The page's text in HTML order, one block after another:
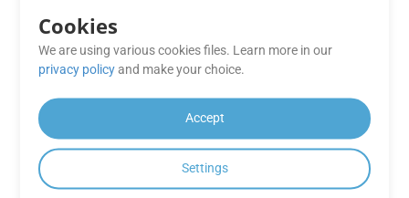
الممسوحة ضوئيًا ومستندات EML المستندة إلى الصور. يمكنك
تفعيل خيارات التعرف الضوئي على الحروف (OCR) من خلال
إعدادات واجهة برمجة التطبيقات (API) لتحويل المحتوى
ما تنسيقات المستندات التي يدعمها
GroupDocs.Parser Cloud؟
يدعم GroupDocs.Parser Cloud مجموعة واسعة من تنسيقات
Cookies
We are using various cookies files. Learn more in our
privacy policyand make your choice.
Accept
Settings